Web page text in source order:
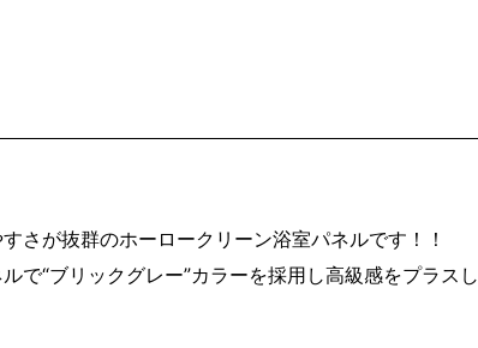
さが抜群のホーロークリーン浴室パネルです！！
で“ブリックグレー”カラーを採用し高級感をプラスし